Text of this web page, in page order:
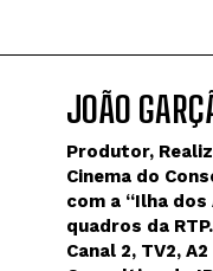
JOÃO
Produtor,
Cinema do
com a “Ilha dos
quadros da
Canal 2, TV2,